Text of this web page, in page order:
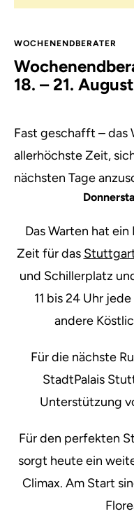
WOCHENENDBERATER
18. – 21.
Fast geschafft – das
allerhöchste Zeit,
nächsten Tage
Das Warten hat
Zeit für das
und Schillerplatz
11 bis 24 Uhr
andere
Für die nächste
StadtPalais
Unterstützung
Für den perfekten
sorgt heute ein
Climax. Am Start